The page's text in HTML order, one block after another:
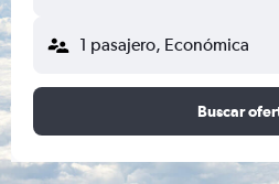
1 pasajero, Económica
Buscar